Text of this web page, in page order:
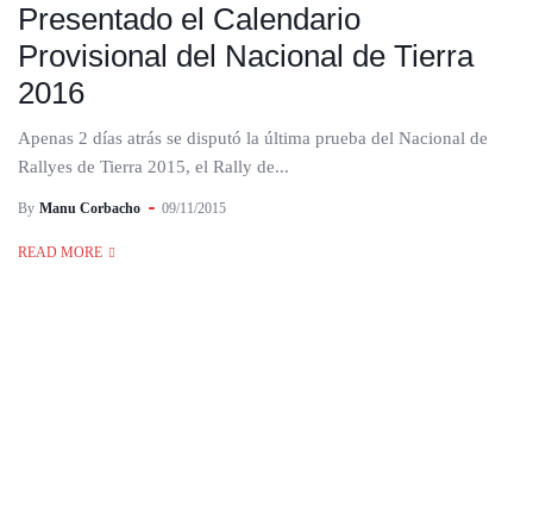
Presentado el Calendario
Provisional del Nacional de Tierra
2016
Apenas 2 días atrás se disputó la última prueba del Nacional de
Rallyes de Tierra 2015, el Rally de...
By Manu Corbacho 09/11/2015
READ MORE